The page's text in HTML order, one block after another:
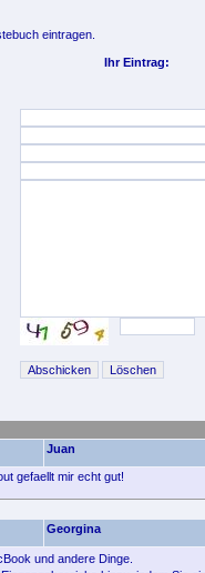
eintragen.
Ihr Eintrag:
Juan
gefaellt mir echt gut!
Georgina
und andere Dinge.